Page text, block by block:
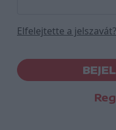
Elfelejtette a jelszavát?